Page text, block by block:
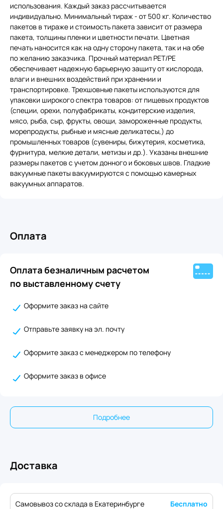
использования. Каждый заказ рассчитывается
индивидуально. Минимальный тираж - от 500 кг. Количество
пакетов в тираже и стоимость пакета зависит от размера
пакета, толщины пленки и цветности печати. Цветная
печать наносится как на одну сторону пакета, так и на обе
по желанию заказчика. Прочный материал PET/PE
обеспечивает надежную барьерную защиту от кислорода,
влаги и внешних воздействий при хранении и
транспортировке. Трехшовные пакеты используются для
упаковки широкого спектра товаров: от пищевых продуктов
(специи, орехи, полуфабрикаты, кондитерские изделия,
мясо, рыба, сыр, фрукты, овощи, замороженные продукты,
морепродукты, рыбные и мясные деликатесы,) до
промышленных товаров (сувениры, бижутерия, косметика,
фурнитура, мелкие детали, метизы и др.). Указаны внешние
размеры пакетов с учетом донного и боковых швов. Гладкие
вакуумные пакеты вакуумируются с помощью камерных
вакуумных аппаратов.
Оплата
Оплата безналичным расчетом
по выставленному счету
Оформите заказ на сайте
Отправьте заявку на эл. почту
Оформите заказ с менеджером по телефону
Оформите заказ в офисе
Подробнее
Доставка
Самовывоз со склада в Екатеринбурге Бесплатно